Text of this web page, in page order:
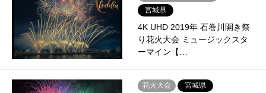
宮城県
4K UHD 2019年 石巻川開き祭
り花火大会 ミュージックスタ
ーマイン【…
花火大会 宮城県